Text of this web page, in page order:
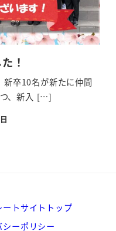
！
卒10名が新たに仲間
つ、新入 […]
ートサイトトップ
シーポリシー